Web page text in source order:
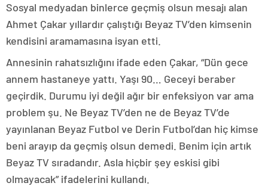
Sosyal medyadan binlerce geçmiş olsun mesajı alan
Ahmet Çakar yıllardır çalıştığı Beyaz TV’den kimsenin
kendisini aramamasına isyan etti.
Annesinin rahatsızlığını ifade eden Çakar, “Dün gece
annem hastaneye yattı. Yaşı 90… Geceyi beraber
geçirdik. Durumu iyi değil ağır bir enfeksiyon var ama
problem şu. Ne Beyaz TV’den ne de Beyaz TV’de
yayınlanan Beyaz Futbol ve Derin Futbol’dan hiç kimse
beni arayıp da geçmiş olsun demedi. Benim için artık
Beyaz TV sıradandır. Asla hiçbir şey eskisi gibi
olmayacak” ifadelerini kullandı.